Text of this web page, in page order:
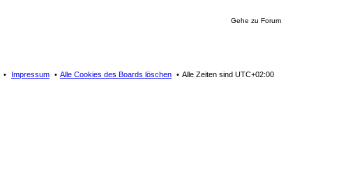
Gehe zu Forum
Alle Zeiten sind UTC+02:00
Alle Cookies des Boards löschen
Impressum